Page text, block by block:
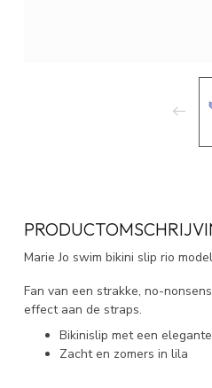
Marie Jo swim bikini slip rio
Fan van een strakke, no-
effect aan de straps.
Bikinislip met een
Zacht en zomers in lila